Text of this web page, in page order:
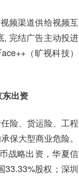
频渠道供给视频互
, 完结广告主动投进
（旷视科技）
出资
险、货运险、工程
保大型商业危险。
战略出资，华夏信
33.33%股权；深圳